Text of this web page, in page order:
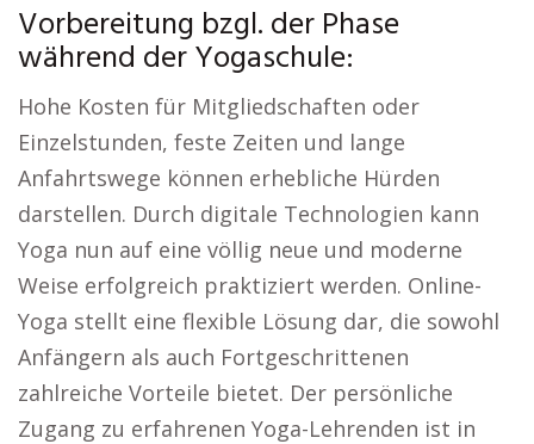
Vorbereitung bzgl. der Phase
während der Yogaschule:
Hohe Kosten für Mitgliedschaften oder
Einzelstunden, feste Zeiten und lange
Anfahrtswege können erhebliche Hürden
darstellen. Durch digitale Technologien kann
Yoga nun auf eine völlig neue und moderne
Weise erfolgreich praktiziert werden. Online-
Yoga stellt eine flexible Lösung dar, die sowohl
Anfängern als auch Fortgeschrittenen
zahlreiche Vorteile bietet. Der persönliche
Zugang zu erfahrenen Yoga-Lehrenden ist in